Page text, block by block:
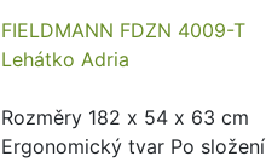
FIELDMANN FDZN 4009-T
Lehátko Adria
Rozměry 182 x 54 x 63 cm
Ergonomický tvar Po složení